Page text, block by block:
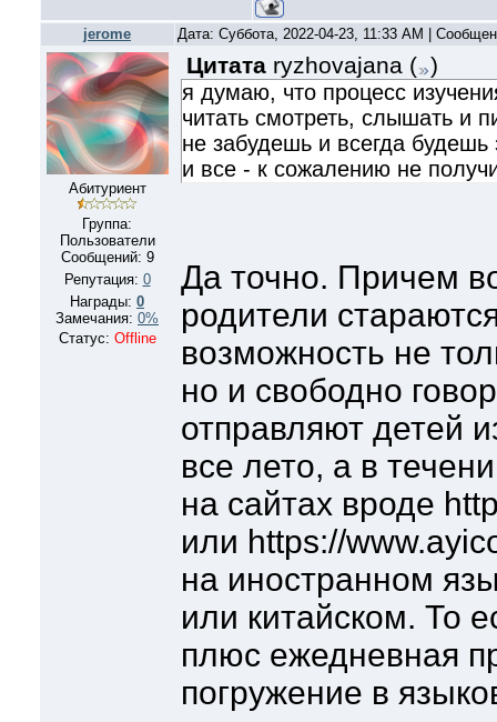
jerome Дата: Суббота, 2022-04-23, 11:33 AM |
Абитуриент
Группа:
Пользователи
Сообщений: 9
Репутация: 0
Награды: 0
Замечания: 0%
Статус: Offline
Цитата ryzhovajana( )
я думаю, что процесс
читать смотреть, слышать и
не забудешь и всегда
и все - к сожалению не
Да точно. Причем
родители
возможность не
но и свободно
отправляют детей
все лето, а в
на сайтах вроде
или https://
на иностранном
или китайском. То
плюс ежедневная
погружение в